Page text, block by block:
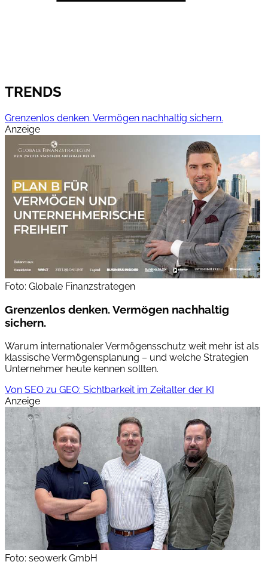
TRENDS
Grenzenlos denken. Vermögen nachhaltig sichern.
Anzeige
Foto: Globale Finanzstrategen
Grenzenlos denken. Vermögen nachhaltig
sichern.
Warum internationaler Vermögensschutz weit mehr ist als
klassische Vermögensplanung – und welche Strategien
Unternehmer heute kennen sollten.
Von SEO zu GEO: Sichtbarkeit im Zeitalter der KI
Anzeige
Foto: seowerk GmbH